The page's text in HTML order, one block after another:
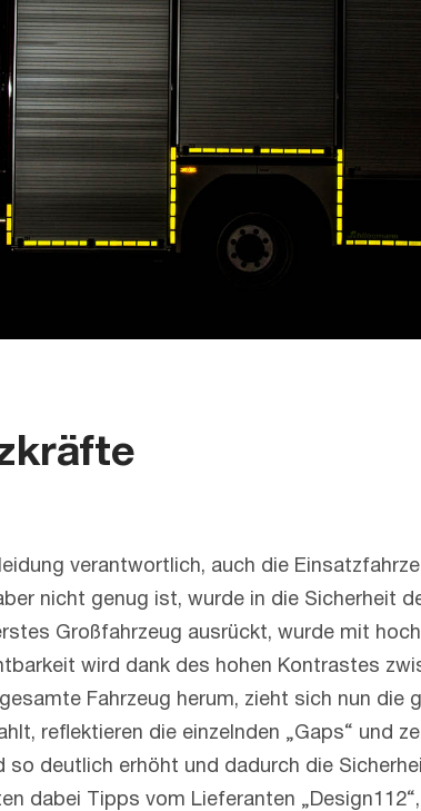
verantwortlich, auch die
nicht genug ist, wurde in die Sicherheit
Großfahrzeug ausrückt, wurde mit
wird dank des hohen Kontrastes
Fahrzeug herum, zieht sich nun die
reflektieren die einzelnden „Gaps“ und
deutlich erhöht und dadurch die
dabei Tipps vom Lieferanten